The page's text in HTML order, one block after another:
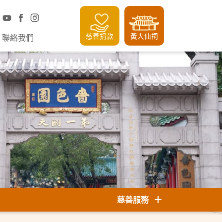
聯絡我們 慈善捐款 黃大仙祠
慈善服務